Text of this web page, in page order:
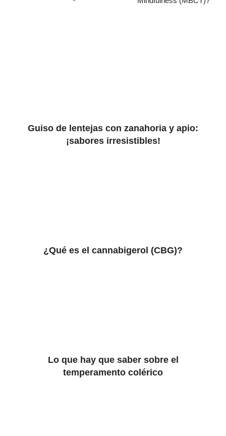
Guiso de lentejas con zanahoria y apio:
¡sabores irresistibles!
¿Qué es el cannabigerol (CBG)?
Lo que hay que saber sobre el
temperamento colérico